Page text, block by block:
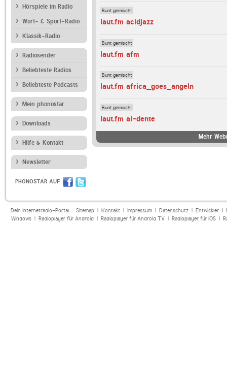
Hörspiele im Radio
Wort- & Sport-Radio
Klassik-Radio
Radiosender
Beliebteste Radios
Beliebteste Podcasts
Mein phonostar
Downloads
Hilfe & Kontakt
Newsletter
PHONOSTAR AUF
Bunt gemischt
laut.fm acidjazz
Bunt gemischt
laut.fm afm
Bunt gemischt
laut.fm africa_goes_angeln
Bunt gemischt
laut.fm al-dente
Mehr
Dein Internetradio-Portal : Sitemap| Kontakt| Impressum| Datenschutz| Entwickler|
Windows| Radioplayer für Android| Radioplayer für Android TV| Radioplayer für iOS|